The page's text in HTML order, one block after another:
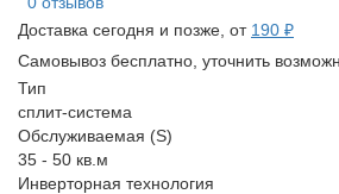
Доставка сегодня и позже, от 190 ₽
Самовывоз бесплатно, уточнить
Тип
сплит-система
Обслуживаемая (S)
35 - 50 кв.м
Инверторная технология